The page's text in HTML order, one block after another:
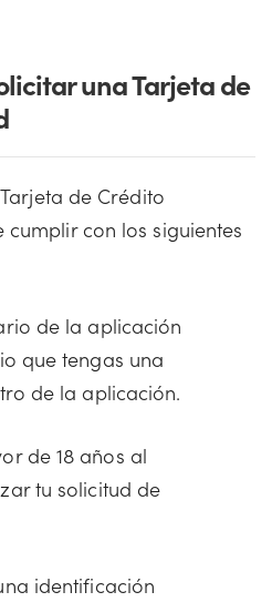
una Tarjeta de
de Crédito
con los siguientes
de la aplicación
que tengas una
de la aplicación.
de 18 años al
tu solicitud de
identificación